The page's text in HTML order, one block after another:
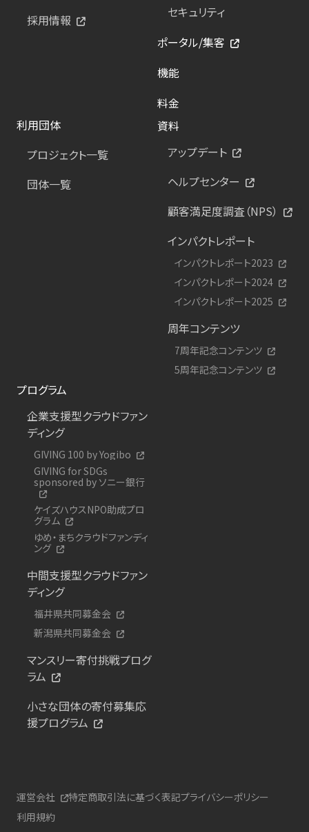
採用情報
セキュリティ
ポータル/集客
機能
料金
利用団体
プロジェクト一覧
団体一覧
資料
アップデート
ヘルプセンター
顧客満足度調査（NPS）
インパクトレポート
インパクトレポート2023
インパクトレポート2024
インパクトレポート2025
周年コンテンツ
7周年記念コンテンツ
5周年記念コンテンツ
プログラム
企業支援型クラウドファン
ディング
GIVING 100 by Yogibo
GIVING for SDGs
sponsored by ソニー銀行
ケイズハウスNPO助成プロ
グラム
ゆめ・まちクラウドファンディ
ング
中間支援型クラウドファン
ディング
福井県共同募金会
新潟県共同募金会
マンスリー寄付挑戦プログ
ラム
小さな団体の寄付募集応
援プログラム
運営会社 特定商取引法に基づく表記プライバシーポリシー
利用規約